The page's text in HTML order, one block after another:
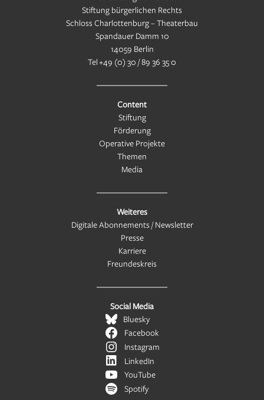
Stiftung bürgerlichen Rechts
Schloss Charlottenburg – Theaterbau
Spandauer Damm 10
14059 Berlin
Tel+49 (0) 30 / 89 36 35 0
Content
Stiftung
Förderung
Operative Projekte
Themen
Media
Weiteres
Digitale Abonnements / Newsletter
Presse
Karriere
Freundeskreis
Social Media
Bluesky
Facebook
Instagram
LinkedIn
YouTube
Spotify